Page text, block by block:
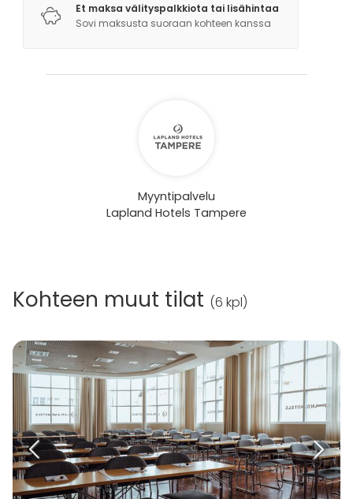
Et maksa välityspalkkiota tai lisähintaa
Sovi maksusta suoraan kohteen kanssa
Myyntipalvelu
Lapland Hotels Tampere
Kohteen muut tilat (6 kpl)